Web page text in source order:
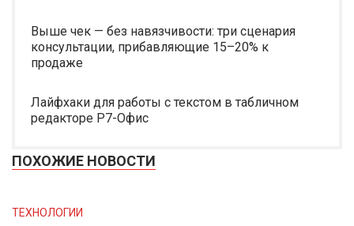
Выше чек — без навязчивости: три сценария
консультации, прибавляющие 15–20% к
продаже
Лайфхаки для работы с текстом в табличном
редакторе Р7-Офис
ПОХОЖИЕ НОВОСТИ
ТЕХНОЛОГИИ